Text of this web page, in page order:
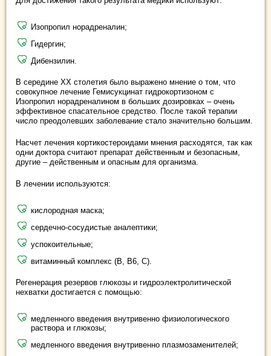
Изопропил норадреналин;
Гидергин;
Дибензилин.
В середине XX столетия было выражено мнение о том, что
совокупное лечение Гемисукцинат гидрокортизоном с
Изопропил норадреналином в больших дозировках – очень
эффективное спасательное средство. После такой терапии
число преодолевших заболевание стало значительно большим.
Насчет лечения кортикостероидами мнения расходятся, так как
одни доктора считают препарат действенным и безопасным,
другие – действенным и опасным для организма.
В лечении используются:
кислородная маска;
сердечно-сосудистые аналептики;
успокоительные;
витаминный комплекс (В, В6, С).
Регенерация резервов глюкозы и гидроэлектролитической
нехватки достигается с помощью:
медленного введения внутривенно физиологического
раствора и глюкозы;
медленного введения внутривенно плазмозаменителей;